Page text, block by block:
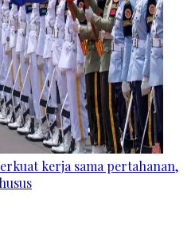
kerja sama pertahanan,